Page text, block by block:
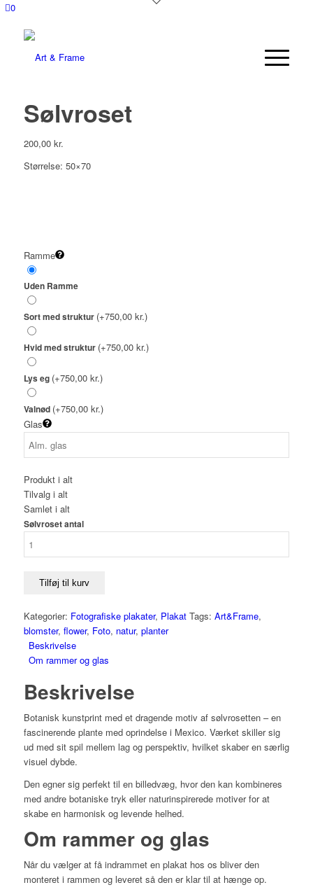
0
Sølvroset
200,00 kr.
Størrelse: 50×70
Ramme
Uden Ramme
Sort med struktur (+750,00 kr.)
Hvid med struktur (+750,00 kr.)
Lys eg (+750,00 kr.)
Valnød (+750,00 kr.)
Glas
Produkt i alt
Tilvalg i alt
Samlet i alt
Sølvroset antal
Tilføj til kurv
Kategorier: Fotografiske plakater, Plakat Tags: Art&Frame,
blomster, flower, Foto, natur, planter
Beskrivelse
Om rammer og glas
Beskrivelse
Botanisk kunstprint med et dragende motiv af sølvrosetten – en
fascinerende plante med oprindelse i Mexico. Værket skiller sig
ud med sit spil mellem lag og perspektiv, hvilket skaber en særlig
visuel dybde.
Den egner sig perfekt til en billedvæg, hvor den kan kombineres
med andre botaniske tryk eller naturinspirerede motiver for at
skabe en harmonisk og levende helhed.
Om rammer og glas
Når du vælger at få indrammet en plakat hos os bliver den
monteret i rammen og leveret så den er klar til at hænge op.